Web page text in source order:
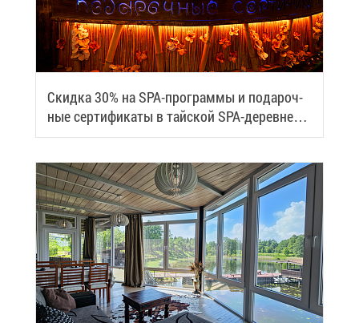
Скид­ка 30% на SPA-про­грам­мы и по­да­роч­
ные сер­ти­фи­ка­ты в тай­ской SPA-де­ревне
Samui